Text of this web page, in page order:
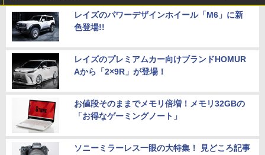
レイズのパワーデザインホイール「M6」に新
色登場!!
レイズのプレミアムカー向けブランドHOMUR
Aから「2×9R」が登場！
お値段そのままでメモリ倍増！メモリ32GBの
「お得なゲーミングノート」
ソニーミラーレス一眼の大特集！ 見どころ記事